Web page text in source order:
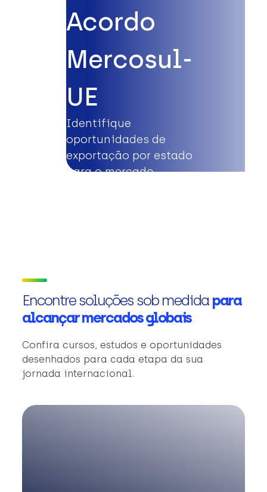
Acordo
Mercosul-
UE
Identifique
oportunidades de
exportação por estado
para o mercado
Encontre soluções sob medidapara
alcançar mercados globais
Confira cursos, estudos e oportunidades
desenhados para cada etapa da sua
jornada internacional.